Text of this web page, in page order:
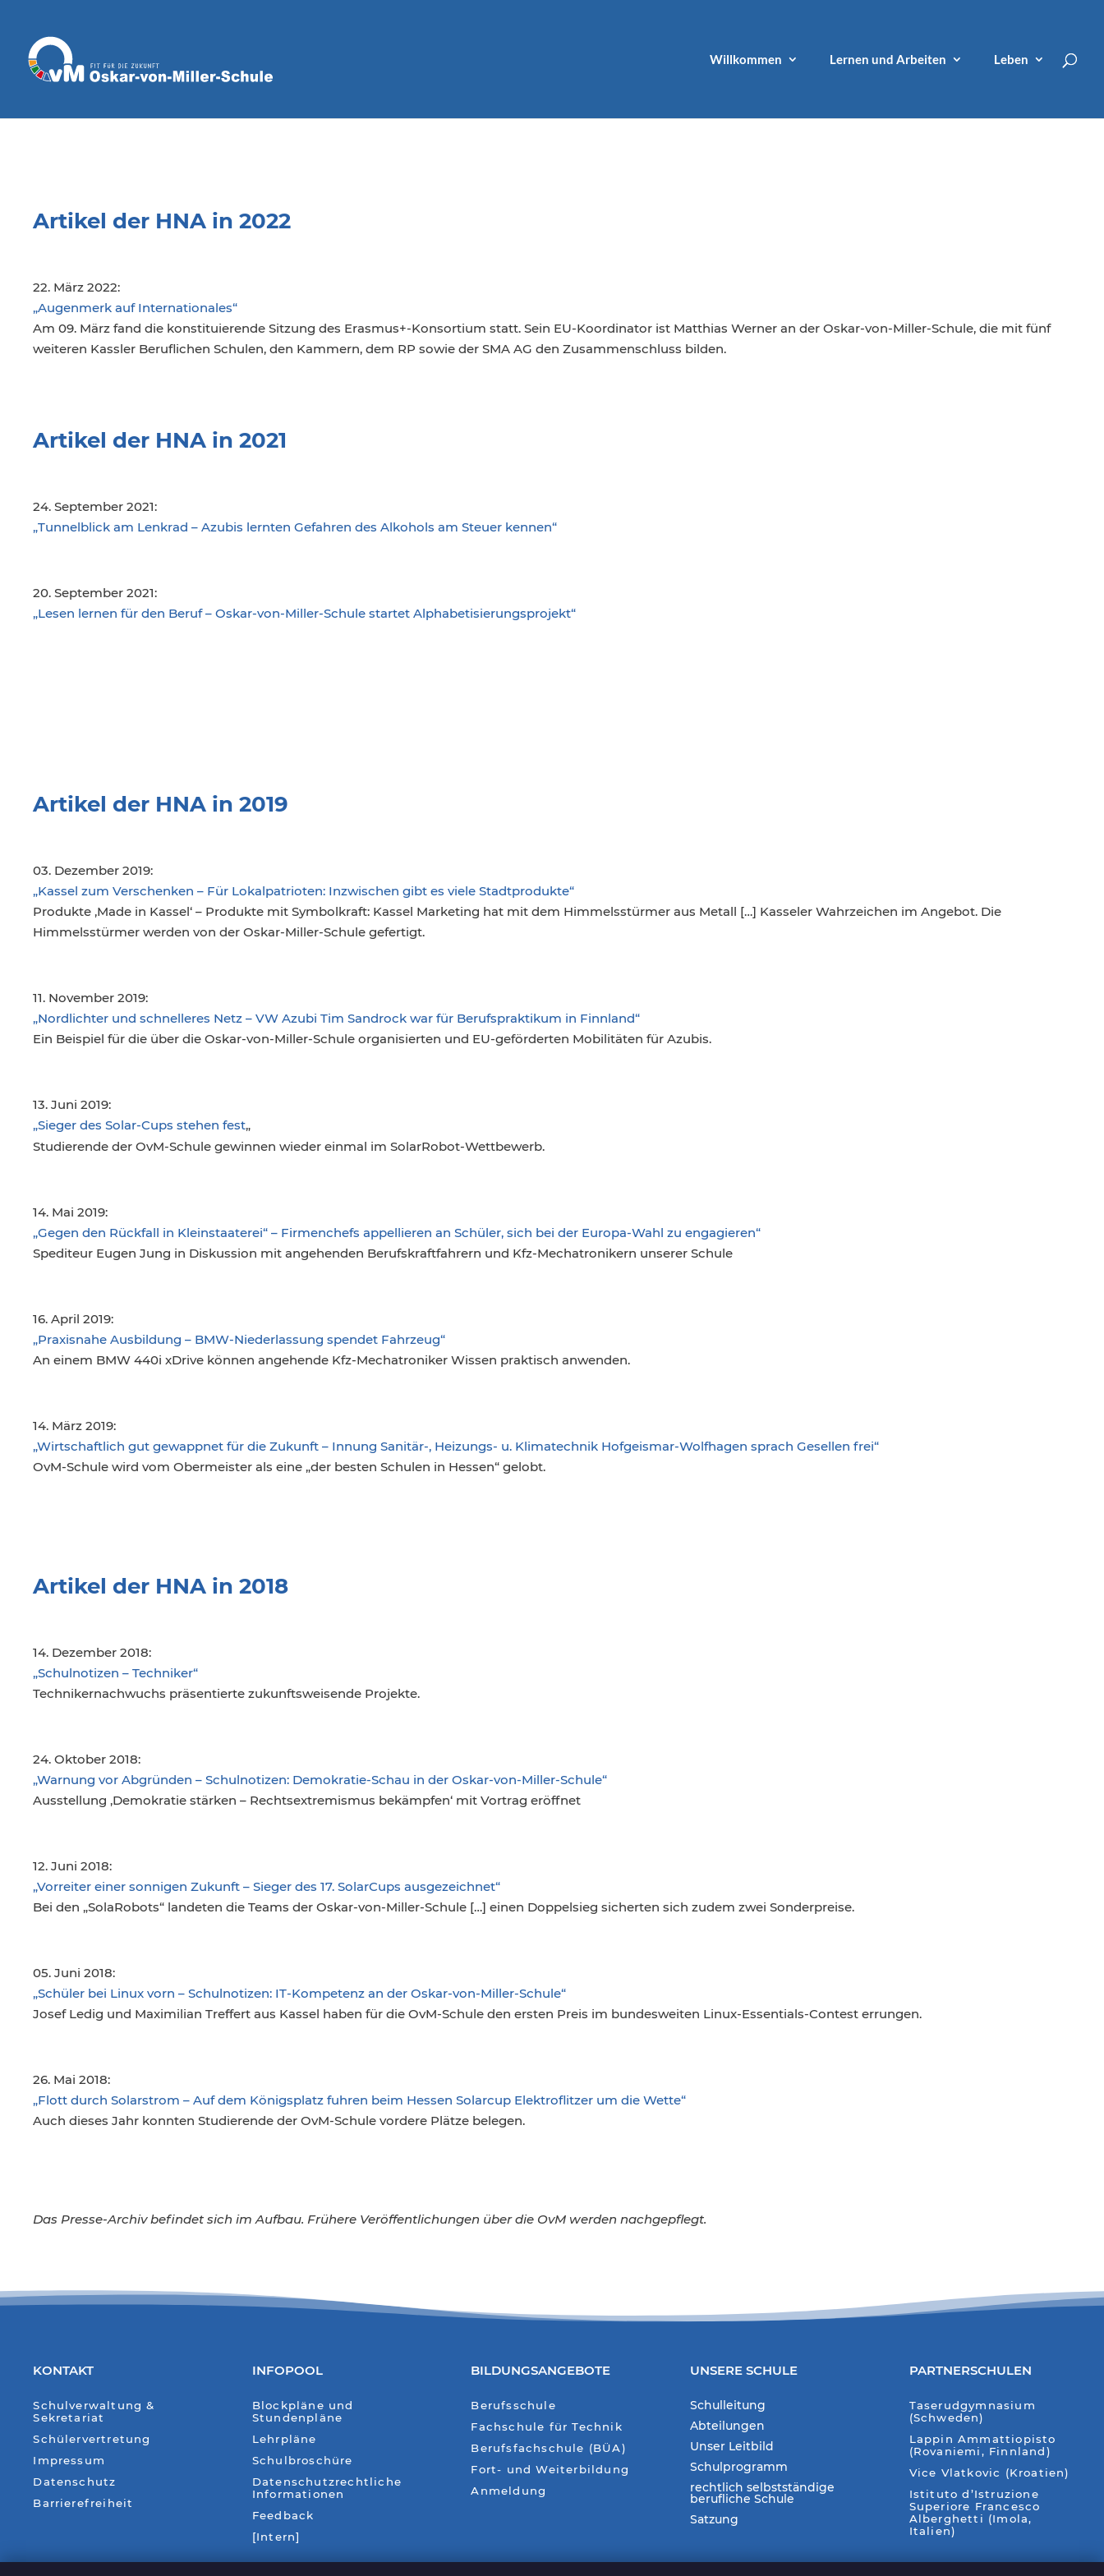
Willkommen Lernen und Arbeiten Leben
Artikel der HNA in 2022
22. März 2022:
„Augenmerk auf Internationales“
Am 09. März fand die konstituierende Sitzung des Erasmus+-Konsortium statt. Sein EU-Koordinator ist Matthias Werner an der Oskar-von-Miller-Schule, die mit fünf
weiteren Kassler Beruflichen Schulen, den Kammern, dem RP sowie der SMA AG den Zusammenschluss bilden.
Artikel der HNA in 2021
24. September 2021:
„Tunnelblick am Lenkrad – Azubis lernten Gefahren des Alkohols am Steuer kennen“
20. September 2021:
„Lesen lernen für den Beruf – Oskar-von-Miller-Schule startet Alphabetisierungsprojekt“
Artikel der HNA in 2019
03. Dezember 2019:
„Kassel zum Verschenken – Für Lokalpatrioten: Inzwischen gibt es viele Stadtprodukte“
Produkte ‚Made in Kassel‘ – Produkte mit Symbolkraft: Kassel Marketing hat mit dem Himmelsstürmer aus Metall […] Kasseler Wahrzeichen im Angebot. Die
Himmelsstürmer werden von der Oskar-Miller-Schule gefertigt.
11. November 2019:
„Nordlichter und schnelleres Netz – VW Azubi Tim Sandrock war für Berufspraktikum in Finnland“
Ein Beispiel für die über die Oskar-von-Miller-Schule organisierten und EU-geförderten Mobilitäten für Azubis.
13. Juni 2019:
„Sieger des Solar-Cups stehen fest„
Studierende der OvM-Schule gewinnen wieder einmal im SolarRobot-Wettbewerb.
14. Mai 2019:
„Gegen den Rückfall in Kleinstaaterei“ – Firmenchefs appellieren an Schüler, sich bei der Europa-Wahl zu engagieren“
Spediteur Eugen Jung in Diskussion mit angehenden Berufskraftfahrern und Kfz-Mechatronikern unserer Schule
16. April 2019:
„Praxisnahe Ausbildung – BMW-Niederlassung spendet Fahrzeug“
An einem BMW 440i xDrive können angehende Kfz-Mechatroniker Wissen praktisch anwenden.
14. März 2019:
„Wirtschaftlich gut gewappnet für die Zukunft – Innung Sanitär-, Heizungs- u. Klimatechnik Hofgeismar-Wolfhagen sprach Gesellen frei“
OvM-Schule wird vom Obermeister als eine „der besten Schulen in Hessen“ gelobt.
Artikel der HNA in 2018
14. Dezember 2018:
„Schulnotizen – Techniker“
Technikernachwuchs präsentierte zukunftsweisende Projekte.
24. Oktober 2018:
„Warnung vor Abgründen – Schulnotizen: Demokratie-Schau in der Oskar-von-Miller-Schule“
Ausstellung ‚Demokratie stärken – Rechtsextremismus bekämpfen‘ mit Vortrag eröffnet
12. Juni 2018:
„Vorreiter einer sonnigen Zukunft – Sieger des 17. SolarCups ausgezeichnet“
Bei den „SolaRobots“ landeten die Teams der Oskar-von-Miller-Schule […] einen Doppelsieg sicherten sich zudem zwei Sonderpreise.
05. Juni 2018:
„Schüler bei Linux vorn – Schulnotizen: IT-Kompetenz an der Oskar-von-Miller-Schule“
Josef Ledig und Maximilian Treffert aus Kassel haben für die OvM-Schule den ersten Preis im bundesweiten Linux-Essentials-Contest errungen.
26. Mai 2018:
„Flott durch Solarstrom – Auf dem Königsplatz fuhren beim Hessen Solarcup Elektroflitzer um die Wette“
Auch dieses Jahr konnten Studierende der OvM-Schule vordere Plätze belegen.
Das Presse-Archiv befindet sich im Aufbau. Frühere Veröffentlichungen über die OvM werden nachgepflegt.
KONTAKT
Schulverwaltung &
Sekretariat
Schülervertretung
Impressum
Datenschutz
Barrierefreiheit
INFOPOOL
Blockpläne und
Stundenpläne
Lehrpläne
Schulbroschüre
Datenschutzrechtliche
Informationen
Feedback
[Intern]
BILDUNGSANGEBOTE
Berufsschule
Fachschule für Technik
Berufsfachschule (BÜA)
Fort- und Weiterbildung
Anmeldung
UNSERE SCHULE
Schulleitung
Abteilungen
Unser Leitbild
Schulprogramm
rechtlich selbstständige
berufliche Schule
Satzung
PARTNERSCHULEN
Taserudgymnasium
(Schweden)
Lappin Ammattiopisto
(Rovaniemi, Finnland)
Vice Vlatkovic (Kroatien)
Istituto d’Istruzione
Superiore Francesco
Alberghetti (Imola,
Italien)